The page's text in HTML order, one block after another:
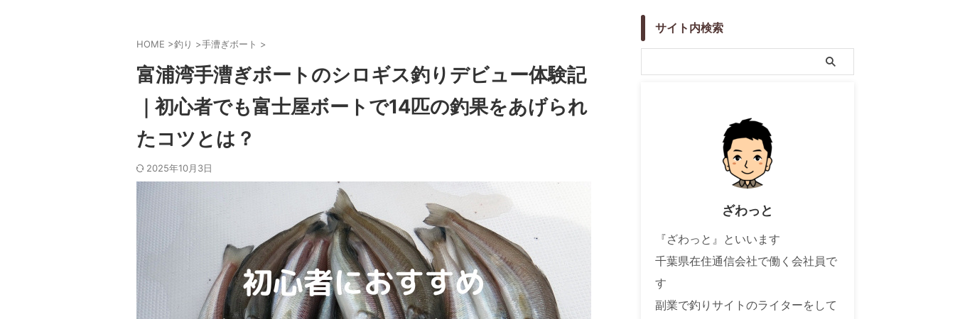
HOME >釣り >手漕ぎボート >
富浦湾手漕ぎボートのシロギス釣りデビュー体験記
｜初心者でも富士屋ボートで14匹の釣果をあげられ
たコツとは？
2025年10月3日
サイト内検索
ざわっと
『ざわっと』といいます
千葉県在住通信会社で働く会社員で
す
副業で釣りサイトのライターをして